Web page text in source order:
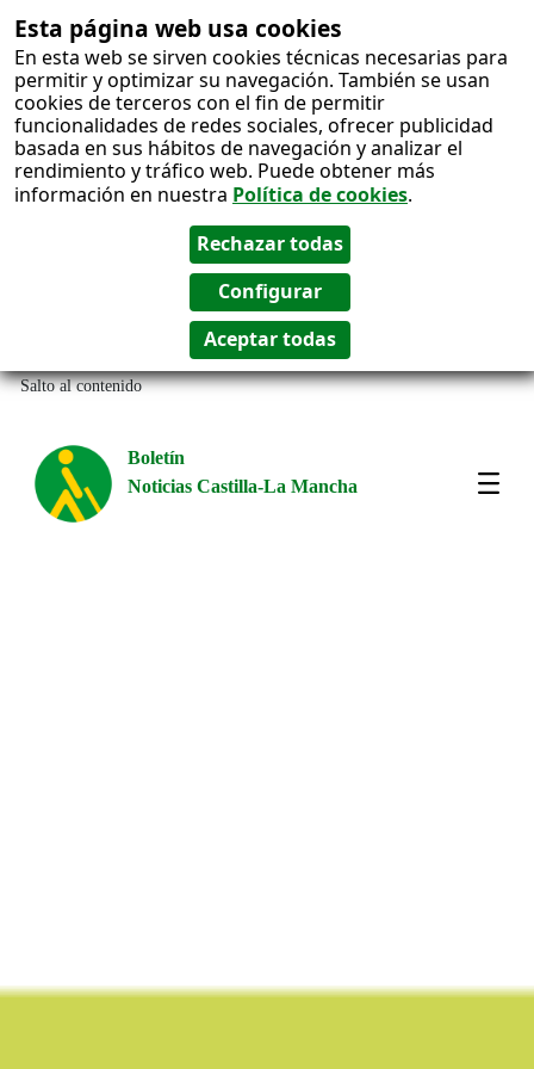
Esta página web usa cookies
En esta web se sirven cookies técnicas necesarias para
permitir y optimizar su navegación. También se usan
cookies de terceros con el fin de permitir
funcionalidades de redes sociales, ofrecer publicidad
basada en sus hábitos de navegación y analizar el
rendimiento y tráfico web. Puede obtener más
información en nuestra Política de cookies.
Salto al contenido
Boletín
Noticias Castilla-La Mancha